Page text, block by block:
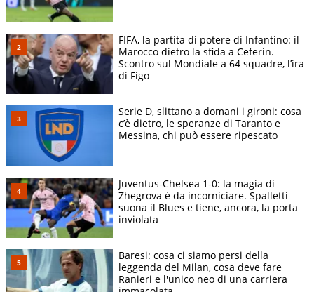
FIFA, la partita di potere di Infantino: il
Marocco dietro la sfida a Ceferin.
Scontro sul Mondiale a 64 squadre, l’ira
di Figo
Serie D, slittano a domani i gironi: cosa
c’è dietro, le speranze di Taranto e
Messina, chi può essere ripescato
Juventus-Chelsea 1-0: la magia di
Zhegrova è da incorniciare. Spalletti
suona il Blues e tiene, ancora, la porta
inviolata
Baresi: cosa ci siamo persi della
leggenda del Milan, cosa deve fare
Ranieri e l'unico neo di una carriera